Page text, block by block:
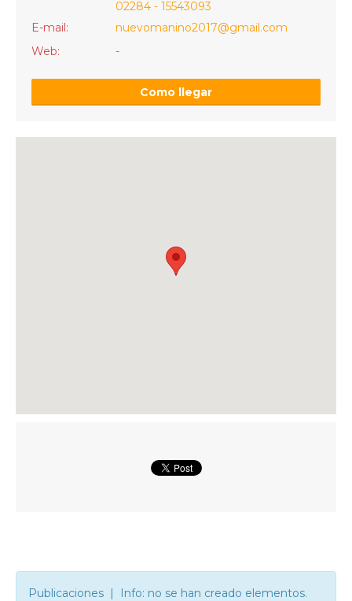
02284 - 15543093
E-mail:
nuevomanino2017@gmail.com
Web:
-
Como llegar
Publicaciones | Info: no se han creado elementos.